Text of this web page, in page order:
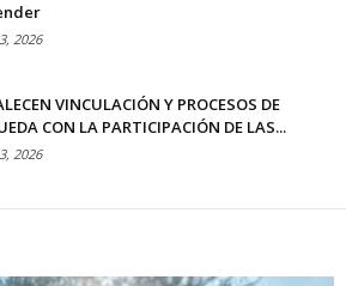
2026
VINCULACIÓN Y PROCESOS DE
CON LA PARTICIPACIÓN DE LAS...
2026